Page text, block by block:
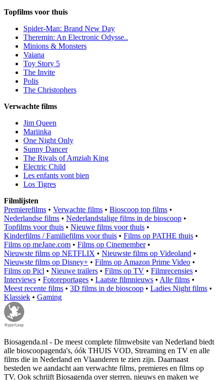
Topfilms voor thuis
Spider-Man: Brand New Day
Theremin: An Electronic Odysse..
Minions & Monsters
Vaiana
Toy Story 5
The Invite
Polis
The Christophers
Verwachte films
Jim Queen
Mariinka
One Night Only
Sunny Dancer
The Rivals of Amziah King
Electric Child
Les enfants vont bien
Los Tigres
Filmlijsten
Premierefilms • Verwachte films • Bioscoop top films •
Nederlandse films • Nederlandstalige films in de bioscoop •
Topfilms voor thuis • Nieuwe films voor thuis •
Kinderfilms / Familiefilms voor thuis • Films op PATHE thuis •
Films op meJane.com • Films op Cinemember•
Nieuwste films op NETFLIX • Nieuwste films op Videoland •
Nieuwste films op Disney+ • Films op Amazon Prime Video •
Films op Picl • Nieuwe trailers • Films op TV • Filmrecensies •
Interviews • Fotoreportages • Laatste filmnieuws • Alle films •
Meest recente films • 3D films in de bioscoop • Ladies Night films •
Klassiek • Gaming
Biosagenda.nl - De meest complete filmwebsite van Nederland biedt
alle bioscoopagenda's, óók THUIS VOD, Streaming en TV en alle
films die in Nederland en Vlaanderen te zien zijn. Daarnaast
besteden we aandacht aan verwachte films, premieres en films op
TV. Ook schrijft Biosagenda over sterren, nieuws en maken we